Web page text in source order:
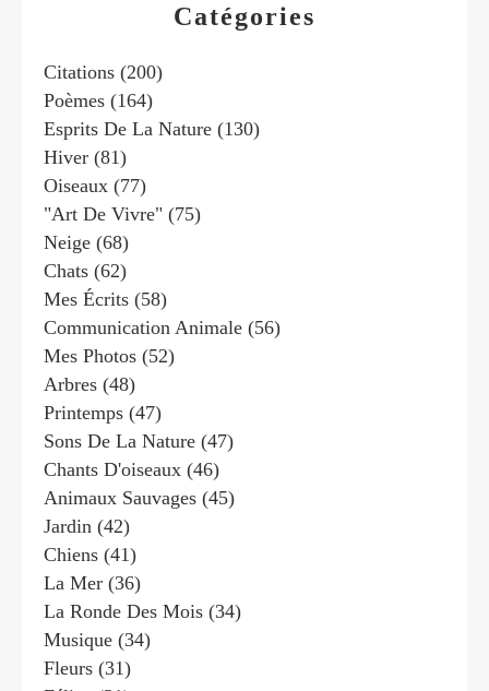
Catégories
Citations (200)
Poèmes (164)
Esprits De La Nature (130)
Hiver (81)
Oiseaux (77)
"art De Vivre" (75)
Neige (68)
Chats (62)
Mes Écrits (58)
Communication Animale (56)
Mes Photos (52)
Arbres (48)
Printemps (47)
Sons De La Nature (47)
Chants D'oiseaux (46)
Animaux Sauvages (45)
Jardin (42)
Chiens (41)
La Mer (36)
La Ronde Des Mois (34)
Musique (34)
Fleurs (31)